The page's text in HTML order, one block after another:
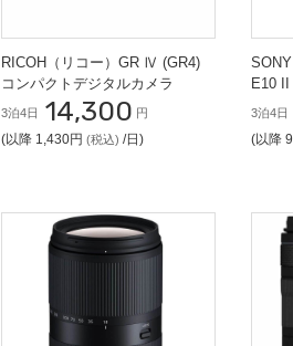
RICOH（リコー）GR Ⅳ (GR4)
コンパクトデジタルカメラ
3泊4日 14,300 円
(以降 1,430円 (税込) /日)
E10
3泊4日
(以降